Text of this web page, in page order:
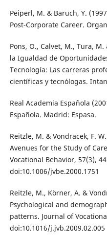
Peiperl, M. & Baruch, Y.
Post-Corporate Career.
Pons, O., Calvet, M., Tura,
la Igualdad de
Tecnología: Las carreras
científicas y tecnólogas.
Real Academia Española
Española. Madrid: Espasa.
Reitzle, M. & Vondracek, F.
Avenues for the Study of
Vocational Behavior, 57(3),
doi:10.1006/jvbe.2000.1751
Reitzle, M., Körner, A. &
Psychological and
patterns. Journal of
doi:10.1016/j.jvb.2009.02.005